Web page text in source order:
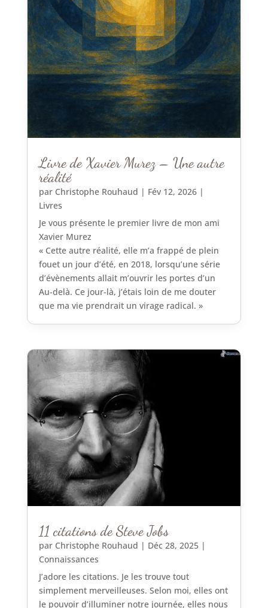
Livre de Xavier Murez – Une autre
réalité
par Christophe Rouhaud | Fév 12, 2026|
Livres
Je vous présente le premier livre de mon ami
Xavier Murez
« Cette autre réalité, elle m’a frappé de plein
fouet un jour d’été, en 2018, lorsqu’une série
d’évènements allait m’ouvrir les portes d’un
Au-delà. Ce jour-là, j’étais loin de me douter
que ma vie prendrait un virage radical. »
11 citations de Steve Jobs
par Christophe Rouhaud | Déc 28, 2025|
Connaissances
J’adore les citations. Je les trouve tout
simplement merveilleuses. Selon moi, elles ont
le pouvoir d’illuminer notre journée, elles nous